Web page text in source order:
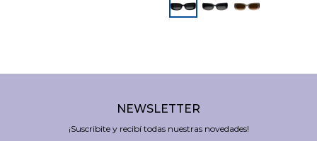
NEWSLETTER
¡Suscribite y recibí todas nuestras novedades!